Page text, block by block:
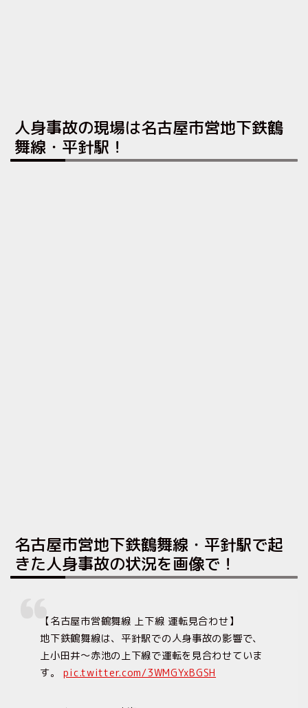
人身事故の現場は名古屋市営地下鉄鶴
舞線・平針駅！
名古屋市営地下鉄鶴舞線・平針駅で起
きた人身事故の状況を画像で！
【名古屋市営鶴舞線 上下線 運転見合わせ】
地下鉄鶴舞線は、平針駅での人身事故の影響で、
上小田井〜赤池の上下線で運転を見合わせていま
す。pic.twitter.com/3WMGYxBGSH